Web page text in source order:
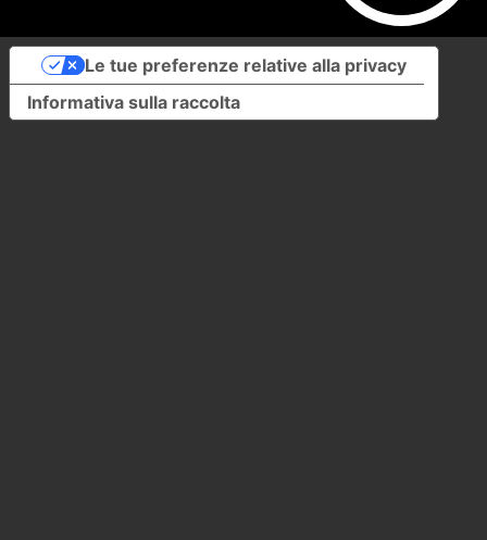
Informativa sulla raccolta
Le tue preferenze relative alla privacy